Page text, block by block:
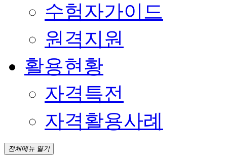
수험자가이드
원격지원
활용현황
자격특전
자격활용사례
전체메뉴 열기